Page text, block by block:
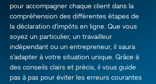
pour accompagner chaque client dans la
compréhension des différentes étapes de
la déclaration d'impôts en ligne. Que vous
soyez un particulier, un travailleur
indépendant ou un entrepreneur, il saura
s'adapter à votre situation unique. Grâce à
des conseils clairs et précis, il vous guide
pas à pas pour éviter les erreurs courantes